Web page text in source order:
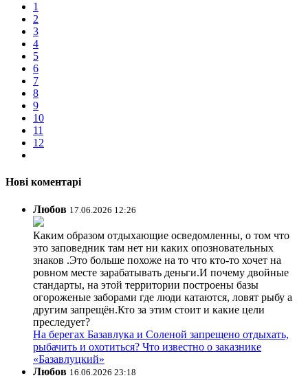
1
2
3
4
5
6
7
8
9
10
11
12
Нові коментарі
Любов 17.06.2026 12:26
Каким образом отдыхающие осведомленны, о том что
это заповедник там нет ни каких опозновательных
знаков .Это больше похоже на то что кто-то хочет на
ровном месте зарабатывать деньги.И почему двойные
стандарты, на этой территории построены базы
огороженые заборами где люди катаются, ловят рыбу а
другим запрещён.Кто за этим стоит и какие цели
преследует?
На берегах Базавлука и Соленой запрещено отдыхать,
рыбачить и охотиться? Что известно о заказнике
«Базавлуцкий»
Любов 16.06.2026 23:18